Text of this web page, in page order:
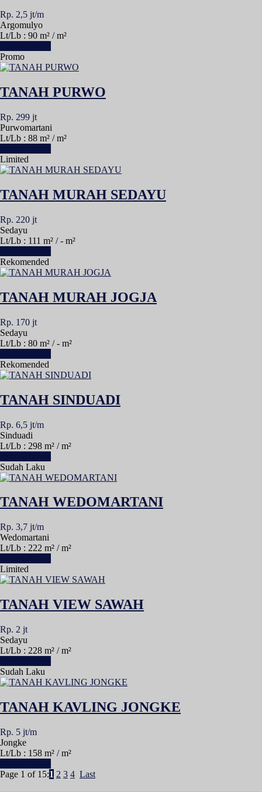
Rp. 2,5 jt/m
Argomulyo
Lt/Lb : 90 m² / m²
Promo
TANAH PURWO
Rp. 299 jt
Purwomartani
Lt/Lb : 88 m² / m²
Limited
TANAH MURAH SEDAYU
Rp. 220 jt
Sedayu
Lt/Lb : 111 m² / - m²
Rekomended
TANAH MURAH JOGJA
Rp. 170 jt
Sedayu
Lt/Lb : 80 m² / - m²
Rekomended
TANAH SINDUADI
Rp. 6,5 jt/m
Sinduadi
Lt/Lb : 298 m² / m²
Sudah Laku
TANAH WEDOMARTANI
Rp. 3,7 jt/m
Wedomartani
Lt/Lb : 222 m² / m²
Limited
TANAH VIEW SAWAH
Rp. 2 jt
Sedayu
Lt/Lb : 228 m² / m²
Sudah Laku
TANAH KAVLING JONGKE
Rp. 5 jt/m
Jongke
Lt/Lb : 158 m² / m²
Page 1 of 15:1 2 3 4 Last